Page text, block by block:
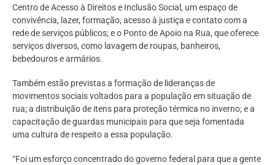
Centro de Acesso à Direitos e Inclusão Social, um espaço de
convivência, lazer, formação, acesso à justiça e contato com a
rede de serviços públicos; e o Ponto de Apoio na Rua, que oferece
serviços diversos, como lavagem de roupas, banheiros,
bebedouros e armários.
Também estão previstas a formação de lideranças de
movimentos sociais voltados para a população em situação de
rua; a distribuição de itens para proteção térmica no inverno; e a
capacitação de guardas municipais para que seja fomentada
uma cultura de respeito a essa população.
“Foi um esforço concentrado do governo federal para que a gente